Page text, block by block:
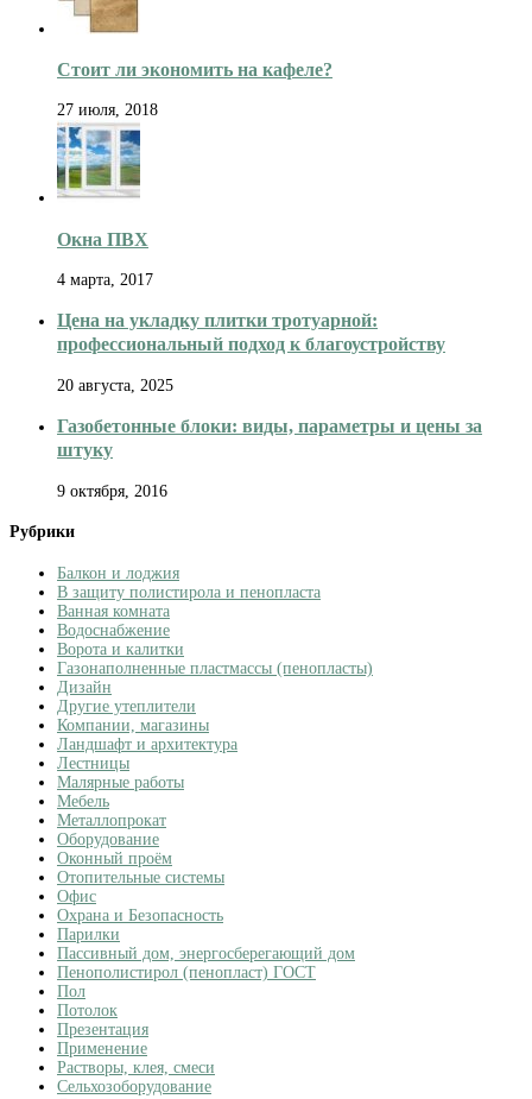
Стоит ли экономить на кафеле?
27 июля, 2018
Окна ПВХ
4 марта, 2017
Цена на укладку плитки тротуарной:
профессиональный подход к благоустройству
20 августа, 2025
Газобетонные блоки: виды, параметры и цены за
штуку
9 октября, 2016
Рубрики
Балкон и лоджия
В защиту полистирола и пенопласта
Ванная комната
Водоснабжение
Ворота и калитки
Газонаполненные пластмассы (пенопласты)
Дизайн
Другие утеплители
Компании, магазины
Ландшафт и архитектура
Лестницы
Малярные работы
Мебель
Металлопрокат
Оборудование
Оконный проём
Отопительные системы
Офис
Охрана и Безопасность
Парилки
Пассивный дом, энергосберегающий дом
Пенополистирол (пенопласт) ГОСТ
Пол
Потолок
Презентация
Применение
Растворы, клея, смеси
Сельхозоборудование